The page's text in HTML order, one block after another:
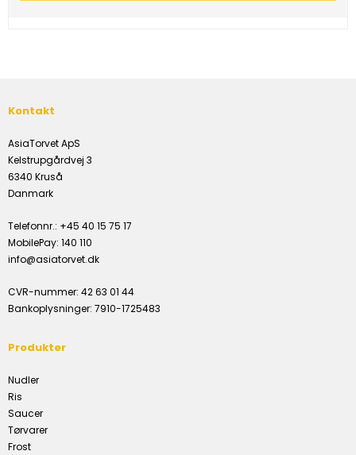
Kontakt
AsiaTorvet ApS
Kelstrupgårdvej 3
6340 Kruså
Danmark
Telefonnr.: +45 40 15 75 17
MobilePay: 140 110
info@asiatorvet.dk
CVR-nummer: 42 63 01 44
Bankoplysninger: 7910-1725483
Produkter
Nudler
Ris
Saucer
Tørvarer
Frost